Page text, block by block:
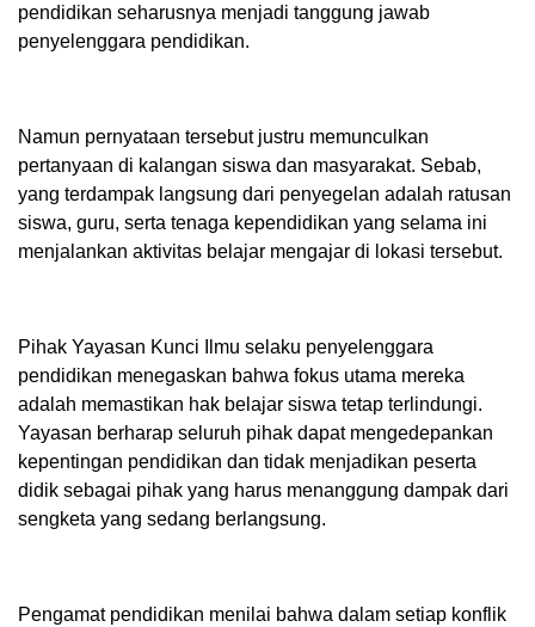
pendidikan seharusnya menjadi tanggung jawab
penyelenggara pendidikan.
Namun pernyataan tersebut justru memunculkan
pertanyaan di kalangan siswa dan masyarakat. Sebab,
yang terdampak langsung dari penyegelan adalah ratusan
siswa, guru, serta tenaga kependidikan yang selama ini
menjalankan aktivitas belajar mengajar di lokasi tersebut.
Pihak Yayasan Kunci Ilmu selaku penyelenggara
pendidikan menegaskan bahwa fokus utama mereka
adalah memastikan hak belajar siswa tetap terlindungi.
Yayasan berharap seluruh pihak dapat mengedepankan
kepentingan pendidikan dan tidak menjadikan peserta
didik sebagai pihak yang harus menanggung dampak dari
sengketa yang sedang berlangsung.
Pengamat pendidikan menilai bahwa dalam setiap konflik